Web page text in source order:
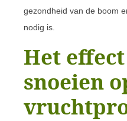
gezondheid van de boom
nodig is.
Het
snoeien